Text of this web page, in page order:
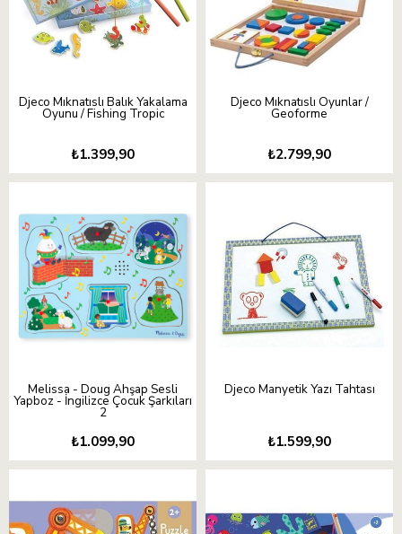
Djeco Mıknatıslı Balık Yakalama
Oyunu / Fishing Tropic
₺1.399,90
Djeco Mıknatıslı Oyunlar /
Geoforme
₺2.799,90
Melissa - Doug Ahşap Sesli
Yapboz - İngilizce Çocuk Şarkıları
2
₺1.099,90
Djeco Manyetik Yazı Tahtası
₺1.599,90